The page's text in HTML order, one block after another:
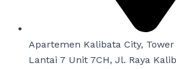
Apartemen Kalibata City,
Lantai 7 Unit 7CH, Jl. Raya